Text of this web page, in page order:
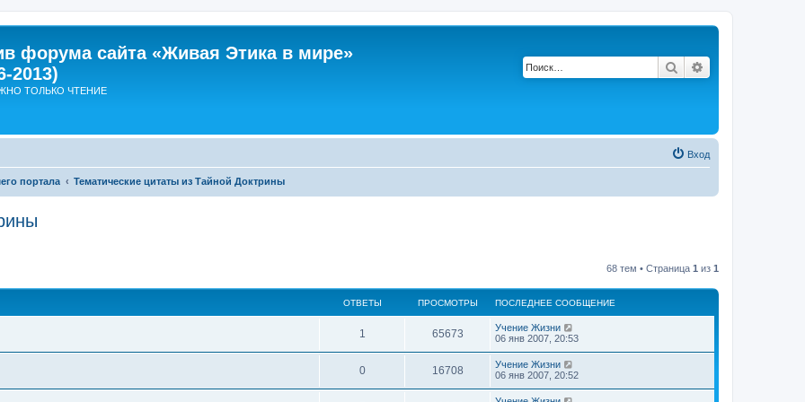
форума сайта «Живая Этика в мире»
2013)
ТОЛЬКО ЧТЕНИЕ
Поиск
Вход
портала Тематические цитаты из Тайной Доктрины
68 тем • Страница 1 из 1
ОТВЕТЫ ПРОСМОТРЫ ПОСЛЕДНЕЕ СООБЩЕНИЕ
1
т
65673П
р
П
о
л
е
д
н
Учение Жизни
06 янв 2007, 20:53
0О
т
16708П
р
П
о
л
Учение Жизни
06 янв 2007, 20:52
П